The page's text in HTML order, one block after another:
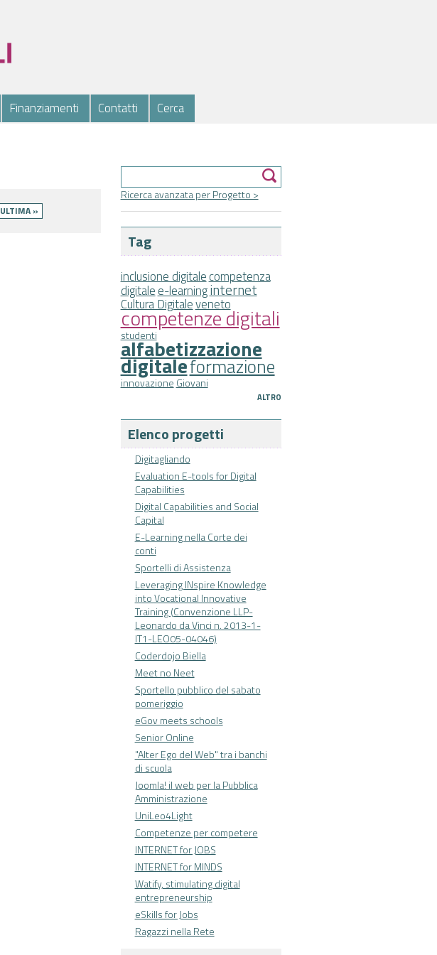
Finanziamenti Contatti Cerca
Ricerca avanzata per Progetto >
Tag
inclusione digitalecompetenza
digitalee-learninginternet
Cultura Digitaleveneto
competenze digitali
studenti
alfabetizzazione
digitaleformazione
innovazione Giovani
ALTRO
Elenco progetti
Digitagliando
Evaluation E-tools for Digital
Capabilities
Digital Capabilities and Social
Capital
E-Learning nella Corte dei
conti
Sportelli di Assistenza
Leveraging INspire Knowledge
into Vocational Innovative
Training (Convenzione LLP-
Leonardo da Vinci n. 2013-1-
IT1-LEO05-04046)
Coderdojo Biella
Meet no Neet
Sportello pubblico del sabato
pomeriggio
eGov meets schools
Senior Online
"Alter Ego del Web" tra i banchi
di scuola
Joomla! il web per la Pubblica
Amministrazione
UniLeo4Light
Competenze per competere
INTERNET for JOBS
INTERNET for MINDS
Watify, stimulating digital
entrepreneurship
eSkills for Jobs
Ragazzi nella Rete
ULTIMA »